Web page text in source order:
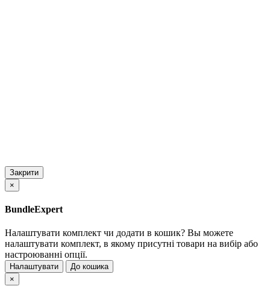
Закрити
×
BundleExpert
Налаштувати комплект чи додати в кошик? Вы можете
налаштувати комплект, в якому присутні товари на вибір або
настроюванні опції.
Налаштувати
До кошика
×